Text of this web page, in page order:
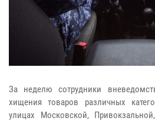
За неделю сотрудники
хищения товаров различных
улицах Московской,